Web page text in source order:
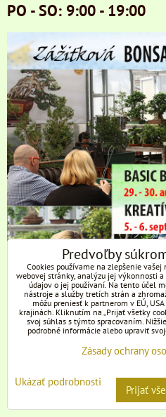
PO - SO: 9:00 - 19:00
Predvoľby
Cookies používame na zlepšenie
webovej stránky, analýzu jej výkonnosti
údajov o jej používaní. Na tento účel
nástroje a služby tretích strán a
môžu preniesť k partnerom v EÚ,
krajinách. Kliknutím na „Prijať všetky
svoj súhlas s týmto spracovaním.
podrobné informácie alebo upraviť
Zásady ochrany
Ukázať podrobnosti
Prijať